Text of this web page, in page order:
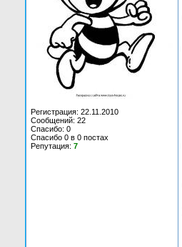
Регистрация: 22.11.2010
Сообщений: 22
Спасибо: 0
Спасибо 0 в 0 постах
Репутация: 7